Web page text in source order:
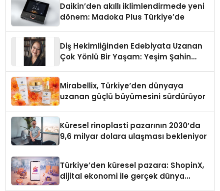
Daikin’den akıllı iklimlendirmede yeni
dönem: Madoka Plus Türkiye’de
Diş Hekimliğinden Edebiyata Uzanan
Çok Yönlü Bir Yaşam: Yeşim Şahin
Mirabellix, Türkiye’den dünyaya
uzanan güçlü büyümesini sürdürüyor
Küresel rinoplasti pazarının 2030’da
9,6 milyar dolara ulaşması bekleniyor
Türkiye’den küresel pazara: ShopinX,
dijital ekonomi ile gerçek dünya